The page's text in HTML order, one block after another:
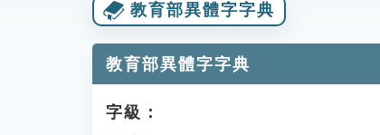
教育部異體字字典
教育部異體字字典
字級：